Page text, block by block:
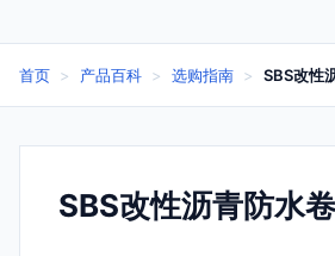
首页 > 产品百科 > 选购指南 > SBS改性
SBS改性沥青防水